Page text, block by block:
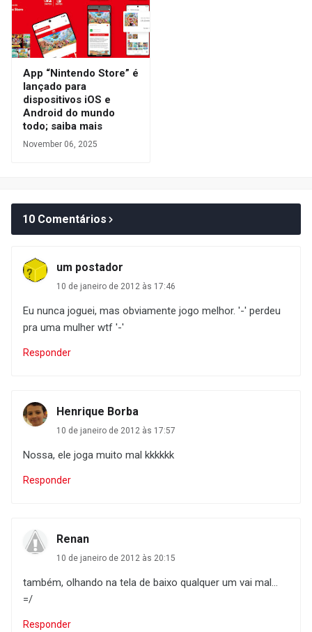
App “Nintendo Store” é
lançado para
dispositivos iOS e
Android do mundo
todo; saiba mais
November 06, 2025
10 Comentários
um postador
10 de janeiro de 2012 às 17:46
Eu nunca joguei, mas obviamente jogo melhor. '-' perdeu
pra uma mulher wtf '-'
Responder
Henrique Borba
10 de janeiro de 2012 às 17:57
Nossa, ele joga muito mal kkkkkk
Responder
Renan
10 de janeiro de 2012 às 20:15
também, olhando na tela de baixo qualquer um vai mal...
=/
Responder